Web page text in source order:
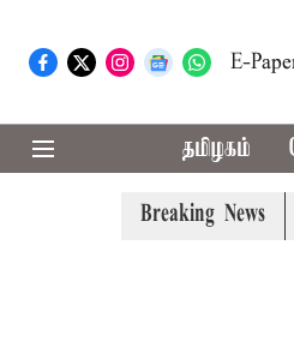
E-
தமிழகம்
Breaking News
கூட்டத்துக்கு முதல்-